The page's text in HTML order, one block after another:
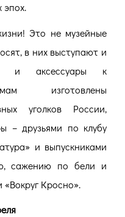
эпох.
Это не музейные
в них выступают и
и аксессуары к
изготовлены
уголков России,
– друзьями по клубу
и выпускниками
сажению по бели и
Кросно».